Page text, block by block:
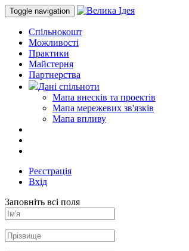
Toggle navigation
Спільнокошт
Можливості
Практики
Майстерня
Партнерства
Дані спільноти
Мапа внесків та проектів
Мапа мережевих зв'язків
Мапа впливу
Реєстрація
Вхід
Заповніть всі поля